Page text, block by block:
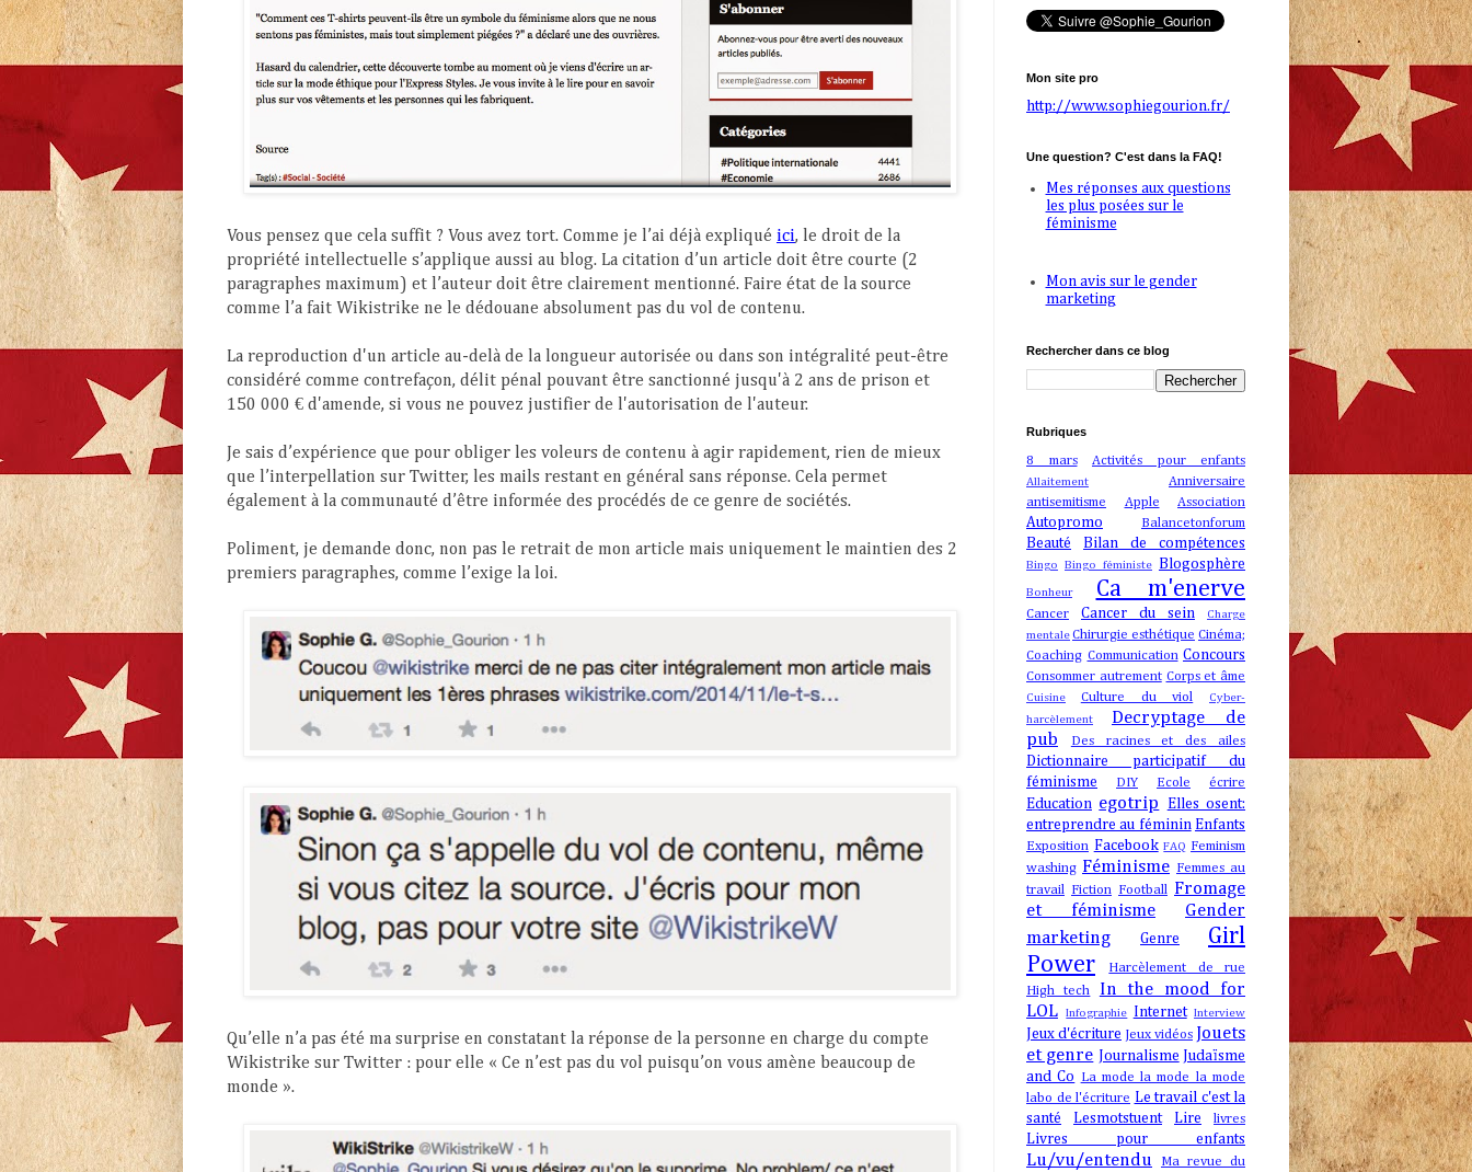
Vous pensez que cela suffit ? Vous avez tort. Comme je l’ai déjà expliqué ici, le droit de la
propriété intellectuelle s’applique aussi au blog. La citation d’un article doit être courte (2
paragraphes maximum) et l’auteur doit être clairement mentionné. Faire état de la source
comme l’a fait Wikistrike ne le dédouane absolument pas du vol de contenu.
La reproduction d'un article au-delà de la longueur autorisée ou dans son intégralité peut-être
considéré comme contrefaçon, délit pénal pouvant être sanctionné jusqu'à 2 ans de prison et
150 000 € d'amende, si vous ne pouvez justifier de l'autorisation de l'auteur.
Je sais d’expérience que pour obliger les voleurs de contenu à agir rapidement, rien de mieux
que l’interpellation sur Twitter, les mails restant en général sans réponse. Cela permet
également à la communauté d’être informée des procédés de ce genre de sociétés.
Poliment, je demande donc, non pas le retrait de mon article mais uniquement le maintien des 2
premiers paragraphes, comme l’exige la loi.
Qu’elle n’a pas été ma surprise en constatant la réponse de la personne en charge du compte
Wikistrike sur Twitter : pour elle « Ce n’est pas du vol puisqu’on vous amène beaucoup de
monde ».
Mon site pro
http://www.sophiegourion.fr/
Une question? C'est dans la FAQ!
Mes réponses aux questions
les plus posées sur le
féminisme
Mon avis sur le gender
marketing
Rechercher dans ce blog
Rubriques
8 mars Activités pour enfants
Allaitement
Anniversaire
antisemitisme
Apple Association
Autopromo Balancetonforum
Beauté Bilan de compétences
Bingo Bingo féministe Blogosphère
Bonheur Ca m'enerve
Cancer Cancer du sein
Charge
mentaleChirurgie esthétique Cinéma;
Coaching Communication Concours
Consommer autrement Corps et âme
Cuisine Culture du viol
Cyber-
harcèlement
Decryptage de
pub
Des racines et des ailes
Dictionnaire participatif du
féminisme
DIY Ecole écrire
Education egotrip
Elles osent:
entreprendre au féminin Enfants
Exposition Facebook FAQ Feminism
washing Féminisme Femmes au
travail Fiction Football Fromage
et féminisme
Gender
marketing
Genre
Girl
Power
Harcèlement de rue
High tech
In the mood for
LOL
Infographie Internet Interview
Jeux d'écriture Jeux vidéos Jouets
et genre
Journalisme
Judaïsme
and Co
La mode la mode la mode
labo de l'écriture Le travail c'est la
santé
Lesmotstuent Lire livres
Livres pour enfants
Lu/vu/entendu
Ma revue du